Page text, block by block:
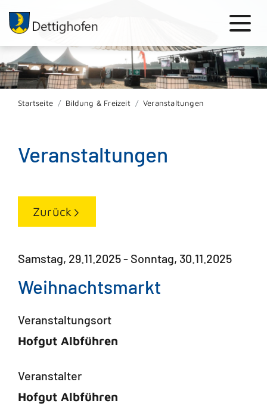
Startseite Bildung & Freizeit Veranstaltungen
Veranstaltungen
Zurück
Samstag, 29.11.2025- Sonntag, 30.11.2025
Weihnachtsmarkt
Veranstaltungsort
Hofgut Albführen
Veranstalter
Hofgut Albführen